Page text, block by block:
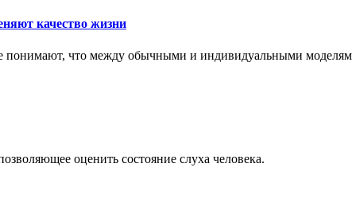
качество жизни
что между обычными и индивидуальными
оценить состояние слуха человека.